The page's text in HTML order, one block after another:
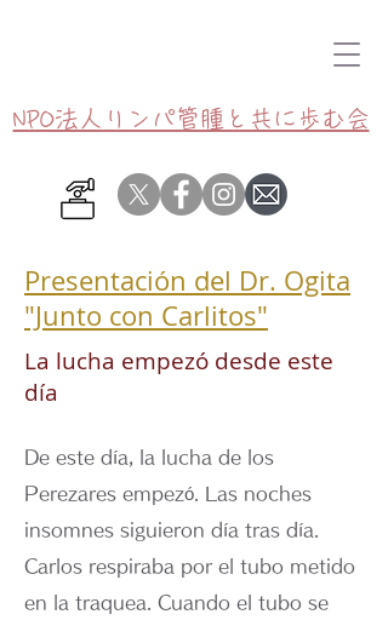
NPO法人リンパ管腫と共に歩む会
Presentación del Dr. Ogita
"Junto con Carlitos"
La lucha empezó desde este
día
De este día, la lucha de los
Perezares empezó. Las noches
insomnes siguieron día tras día.
Carlos respiraba por el tubo metido
en la traquea. Cuando el tubo se